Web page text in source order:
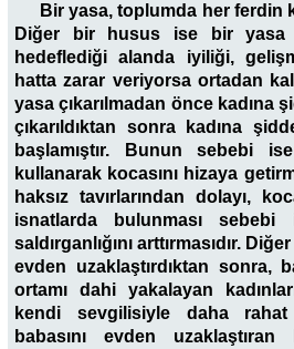
Bir yasa, toplumda her ferdin
Diğer bir husus ise bir yasa
hedeflediği alanda iyiliği,
hatta zarar veriyorsa ortadan
yasa çıkarılmadan önce kadına
çıkarıldıktan sonra kadına
başlamıştır. Bunun sebebi
kullanarak kocasını hizaya
haksız tavırlarından dolayı,
isnatlarda bulunması
saldırganlığını arttırmasıdır.
evden uzaklaştırdıktan sonra,
ortamı dahi yakalayan
kendi sevgilisiyle daha
babasını evden